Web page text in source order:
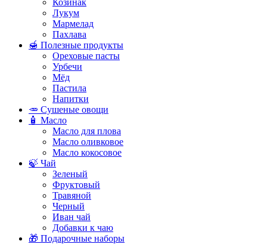
Лукум
Мармелад
Пахлава
🍯 Полезные продукты
Ореховые пасты
Урбечи
Мёд
Пастила
Напитки
🥕 Сушеные овощи
🧴 Масло
Масло для плова
Масло оливковое
Масло кокосовое
🍃 Чай
Зеленый
Фруктовый
Травяной
Черный
Иван чай
Добавки к чаю
🎁 Подарочные наборы